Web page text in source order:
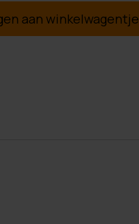
aan winkelwagentje